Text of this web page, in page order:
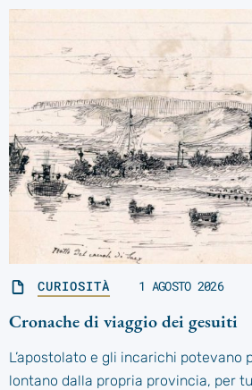
CURIOSITÀ 1 AGOSTO 2026
Cronache di viaggio dei gesuiti
L’apostolato e gli incarichi potevano
lontano dalla propria provincia, per